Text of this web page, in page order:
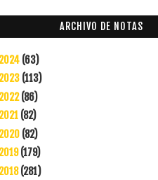
ARCHIVO DE NOTAS
2024 (63)
2023 (113)
2022(86)
2021 (82)
2020 (82)
2019(179)
2018(281)